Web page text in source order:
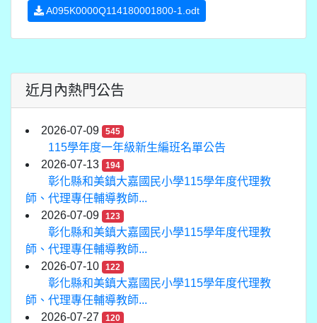
A095K0000Q114180001800-1.odt
近月內熱門公告
2026-07-09 545
115學年度一年級新生編班名單公告
2026-07-13
194
彰化縣和美鎮大嘉國民小學115學年度代理教
師、代理專任輔導教師...
2026-07-09
123
彰化縣和美鎮大嘉國民小學115學年度代理教
師、代理專任輔導教師...
2026-07-10
122
彰化縣和美鎮大嘉國民小學115學年度代理教
師、代理專任輔導教師...
2026-07-27
120